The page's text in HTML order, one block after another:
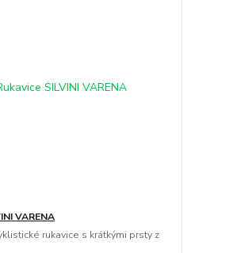
VARENA
rukavice s krátkými prsty z